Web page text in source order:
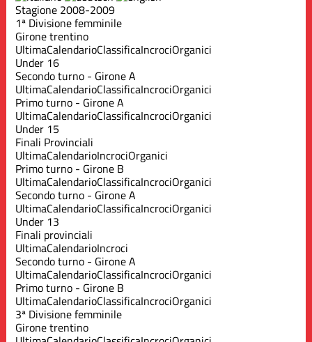
Stagione 2008-2009
1ª Divisione femminile
Girone trentino
UltimaCalendarioClassificaIncrociOrganici
Under 16
Secondo turno - Girone A
UltimaCalendarioClassificaIncrociOrganici
Primo turno - Girone A
UltimaCalendarioClassificaIncrociOrganici
Under 15
Finali Provinciali
UltimaCalendarioIncrociOrganici
Primo turno - Girone B
UltimaCalendarioClassificaIncrociOrganici
Secondo turno - Girone A
UltimaCalendarioClassificaIncrociOrganici
Under 13
Finali provinciali
UltimaCalendarioIncroci
Secondo turno - Girone A
UltimaCalendarioClassificaIncrociOrganici
Primo turno - Girone B
UltimaCalendarioClassificaIncrociOrganici
3ª Divisione femminile
Girone trentino